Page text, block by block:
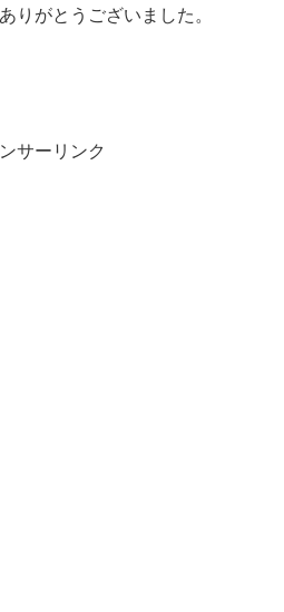
りがとうございました。
サーリンク